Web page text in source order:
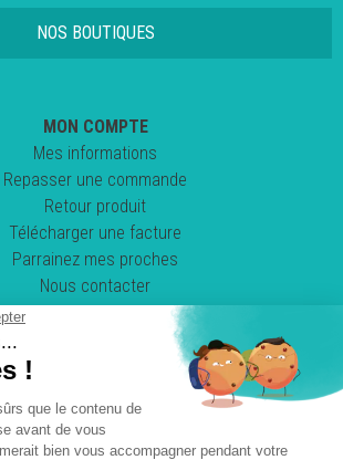
NOS BOUTIQUES
MON COMPTE
Mes informations
Repasser une commande
Retour produit
Télécharger une facture
Parrainez mes proches
Nous contacter